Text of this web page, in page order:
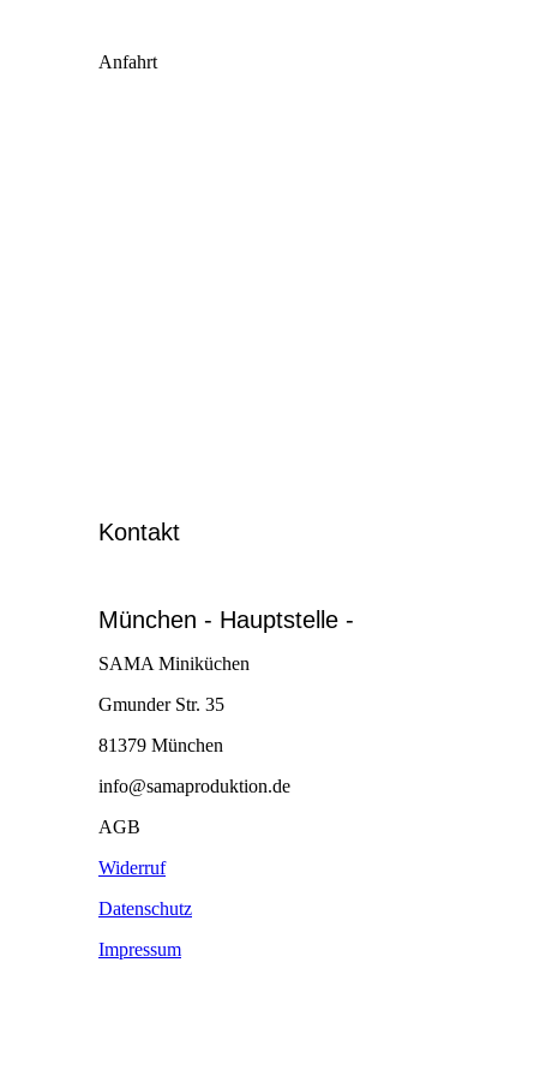
Anfahrt
Kontakt
München - Hauptstelle -
SAMA Miniküchen
Gmunder Str. 35
81379 München
info@samaproduktion.de
AGB
Widerruf
Datenschutz
Impressum